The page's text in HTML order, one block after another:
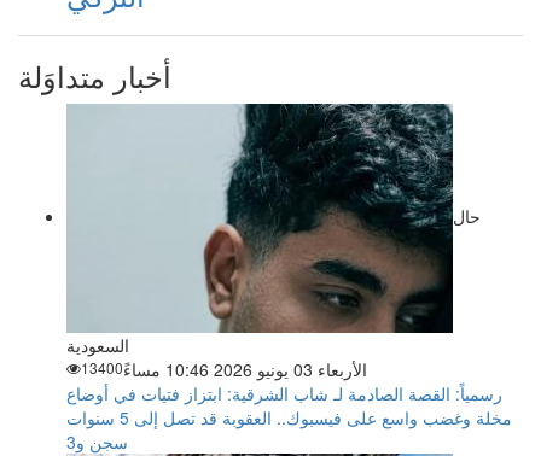
أخبار متداوَلة
حال
السعودية
الأربعاء 03 يونيو 2026 10:46 مساءً
13400
رسمياً: القصة الصادمة لـ شاب الشرقية: ابتزاز فتيات في أوضاع
مخلة وغضب واسع على فيسبوك.. العقوبة قد تصل إلى 5 سنوات
سجن و3